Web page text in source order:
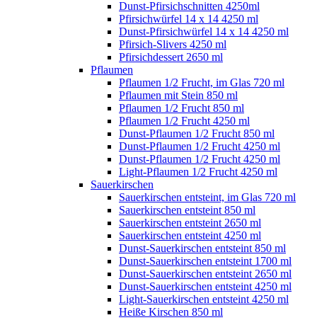
Dunst-Pfirsichschnitten 4250ml
Pfirsichwürfel 14 x 14 4250 ml
Dunst-Pfirsichwürfel 14 x 14 4250 ml
Pfirsich-Slivers 4250 ml
Pfirsichdessert 2650 ml
Pflaumen
Pflaumen 1/2 Frucht, im Glas 720 ml
Pflaumen mit Stein 850 ml
Pflaumen 1/2 Frucht 850 ml
Pflaumen 1/2 Frucht 4250 ml
Dunst-Pflaumen 1/2 Frucht 850 ml
Dunst-Pflaumen 1/2 Frucht 4250 ml
Dunst-Pflaumen 1/2 Frucht 4250 ml
Light-Pflaumen 1/2 Frucht 4250 ml
Sauerkirschen
Sauerkirschen entsteint, im Glas 720 ml
Sauerkirschen entsteint 850 ml
Sauerkirschen entsteint 2650 ml
Sauerkirschen entsteint 4250 ml
Dunst-Sauerkirschen entsteint 850 ml
Dunst-Sauerkirschen entsteint 1700 ml
Dunst-Sauerkirschen entsteint 2650 ml
Dunst-Sauerkirschen entsteint 4250 ml
Light-Sauerkirschen entsteint 4250 ml
Heiße Kirschen 850 ml